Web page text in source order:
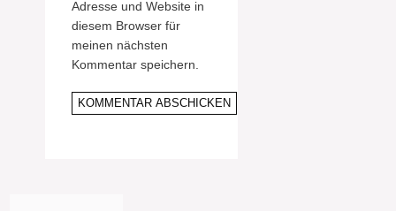
Adresse und Website in
diesem Browser für
meinen nächsten
Kommentar speichern.